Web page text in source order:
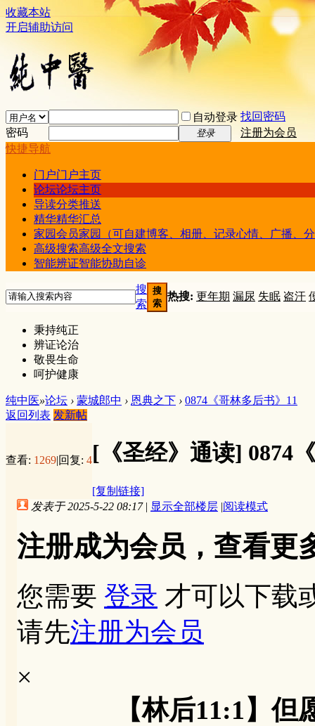
收藏本站
开启辅助访问
自动登录 找回密码
密码
登录
注册为会员
快捷导航
门户门户主页
论坛论坛主页
导读分类推送
精华精华汇总
家园会员家园（可自建博客、相册、记录心情、广播、
高级搜索高级全文搜索
智能辨证智能协助自诊
搜
索
搜
索
热搜: 更年期 漏尿 失眠 盗汗
秉持纯正
辨证论治
敬畏生命
呵护健康
纯中医»论坛 › 蒙城郎中 › 恩典之下 › 0874《哥林多后书》11
返回列表 发新帖
查看: 1269|回复: 4[《圣经》通读] 0874
[复制链接]
发表于 2025-5-22 08:17 | 显示全部楼层 |阅读模式
注册成为会员，查看更
您需要 登录 才可以下载
请先注册为会员
×
【林后11:1】